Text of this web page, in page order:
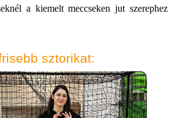
a kiemelt meccseken jut szerephez
sztorikat: